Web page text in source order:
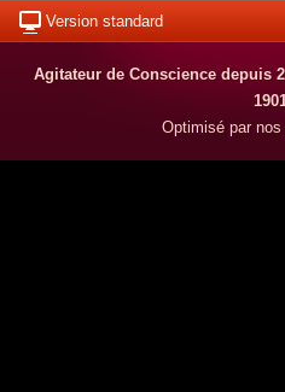
Version standard
Agitateur de Conscience depuis
Optimisé par